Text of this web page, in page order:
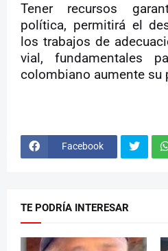
Tener recursos
política, permitirá el
los trabajos de
vial, fundamentales
colombiano aumente su
Facebook
TE PODRÍA INTERESAR